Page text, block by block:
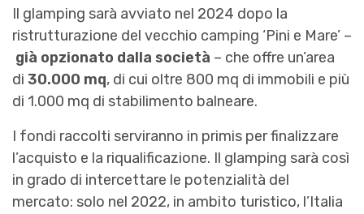
Il glamping sarà avviato nel 2024 dopo la
ristrutturazione del vecchio camping ‘Pini e Mare’ –
già opzionato dalla società – che offre un’area
di 30.000 mq, di cui oltre 800 mq di immobili e più
di 1.000 mq di stabilimento balneare.
I fondi raccolti serviranno in primis per finalizzare
l’acquisto e la riqualificazione. Il glamping sarà così
in grado di intercettare le potenzialità del
mercato: solo nel 2022, in ambito turistico, l’Italia